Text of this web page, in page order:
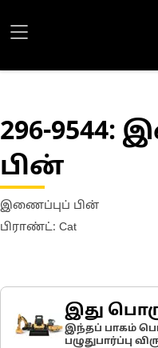
296-9544:
பின்
இணைப்புப் பின்
பிராண்ட்: Cat
இது
இந்தப் பாகம்
பழுதுபார்ப்பு